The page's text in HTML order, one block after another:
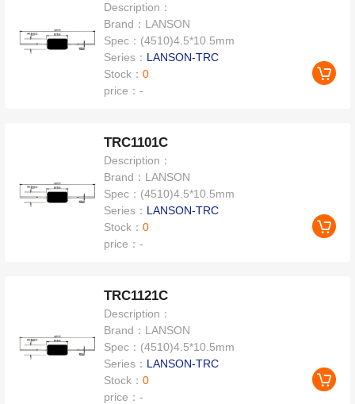
Description：
Brand： LANSON
Spec： (4510)4.5*10.5mm
Series： LANSON-TRC
Stock：0
price：-
TRC1101C
Description：
Brand： LANSON
Spec： (4510)4.5*10.5mm
Series： LANSON-TRC
Stock：0
price：-
TRC1121C
Description：
Brand： LANSON
Spec： (4510)4.5*10.5mm
Series： LANSON-TRC
Stock：0
price：-